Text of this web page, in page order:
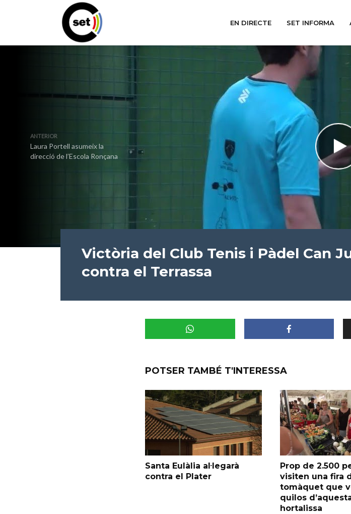
EN DIRECTE SET INFORMA
ANTERIOR
Laura Portell asumeix la
direcció de l’Escola Ronçana
Victòria del Club Tenis i Pàdel Can
contra el Terrassa
POTSER TAMBÉ T'INTERESSA
Santa Eulàlia al·legarà
contra el Plater
Prop de 2.500
visiten una fira
tomàquet que
quilos
hortalissa